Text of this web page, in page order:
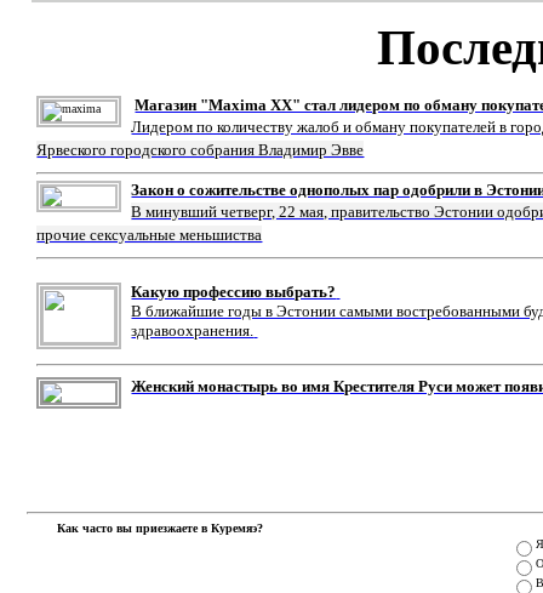
Магазин "Maxima XX" стал лидером по обману
Лидером по количеству жалоб и обману покупателей в
Ярвеского городского собрания Владимир Эвве
Закон о сожительстве однополых пар одобрили в
В минувший четверг, 22 мая, правительство Эстонии
прочие сексуальные меньшиства
Какую профессию выбрать?
В ближайшие годы в Эстонии самыми востребованными
здравоохранения.
Женский монастырь во имя Крестителя Руси может
Как часто вы приезжаете в Куремяэ?